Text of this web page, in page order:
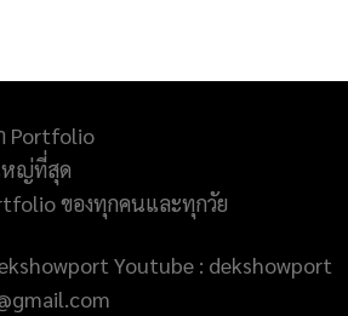
Portfolio
หญ่ที่สุด
ของทุกคนและทุกวัย
Youtube : dekshowport